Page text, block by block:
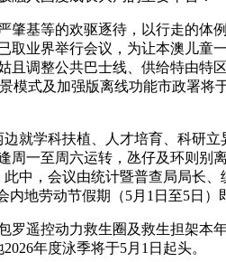
等的欢驱逐待，以行走的体
业界举行会议，为让本澳儿
调整公共巴士线、供给特由特
模式及加强版离线功能市政署
学科扶植、人才培育、科研
一至周六运转，氹仔及环则
中，会议由统计暨普查局局长
地劳动节假期（5月1日至5日）
控动力救生圈及救生担架本
年度泳季将于5月1日起头。